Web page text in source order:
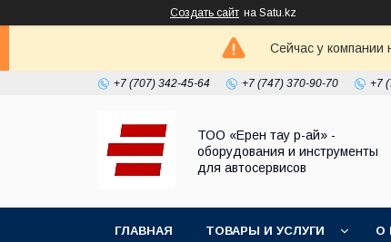
Создать сайт на Satu.kz
Сейчас у компании
+7 (707) 342-45-64 +7 (747) 370-90-70 +7
ТОО «Ерен тау р-ай» -
оборудования и инструменты
для автосервисов
ГЛАВНАЯ ТОВАРЫ И УСЛУГИ О